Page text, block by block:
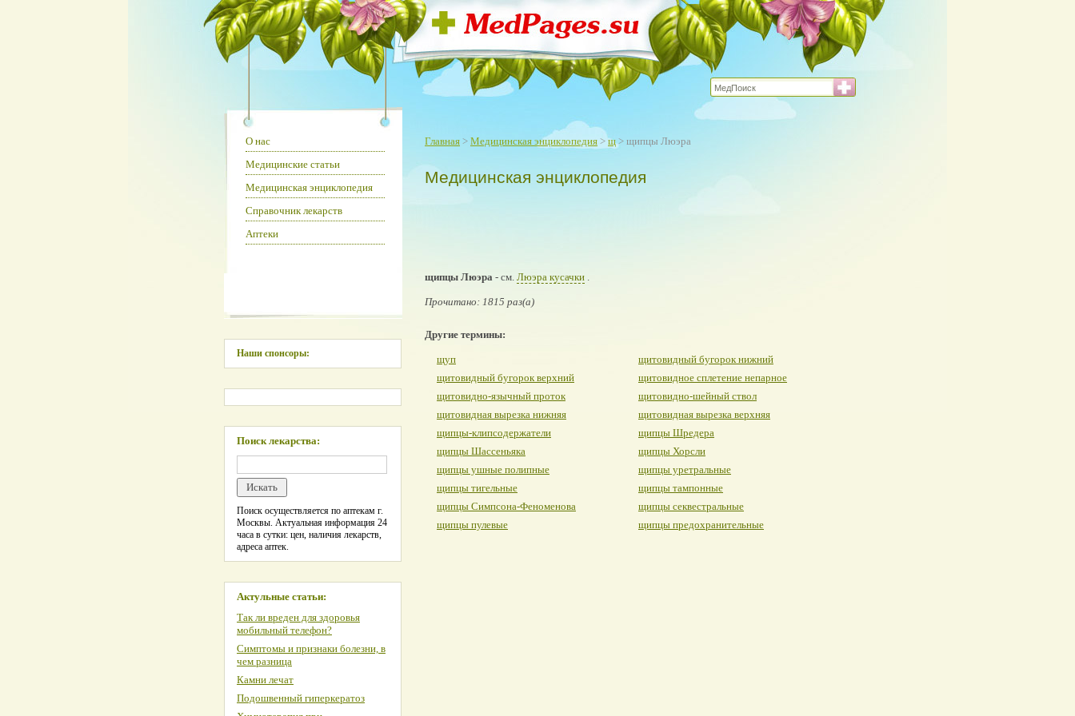
Главная > Медицинская энциклопедия > щ> щипцы Люэра
Медицинская энциклопедия
щипцы Люэра - см. Люэра кусачки .
Прочитано: 1815 раз(а)
Другие термины:
щуп
щитовидный бугорок нижний
щитовидный бугорок верхний
щитовидное сплетение непарное
щитовидно-язычный проток
щитовидно-шейный ствол
щитовидная вырезка нижняя
щитовидная вырезка верхняя
щипцы-клипсодержатели
щипцы Шредера
щипцы Шассеньяка
щипцы Хорсли
щипцы ушные полипные
щипцы уретральные
щипцы тигельные
щипцы тампонные
щипцы Симпсона-Феноменова
щипцы секвестральные
щипцы пулевые
щипцы предохранительные
О нас
Медицинские статьи
Медицинская энциклопедия
Справочник лекарств
Аптеки
Наши спонсоры:
Поиск лекарства:
Поиск осуществляется по аптекам г.
Москвы. Актуальная информация 24
часа в сутки: цен, наличия лекарств,
адреса аптек.
Актульные статьи:
Так ли вреден для здоровья
мобильный телефон?
Симптомы и признаки болезни, в
чем разница
Камни лечат
Подошвенный гиперкератоз